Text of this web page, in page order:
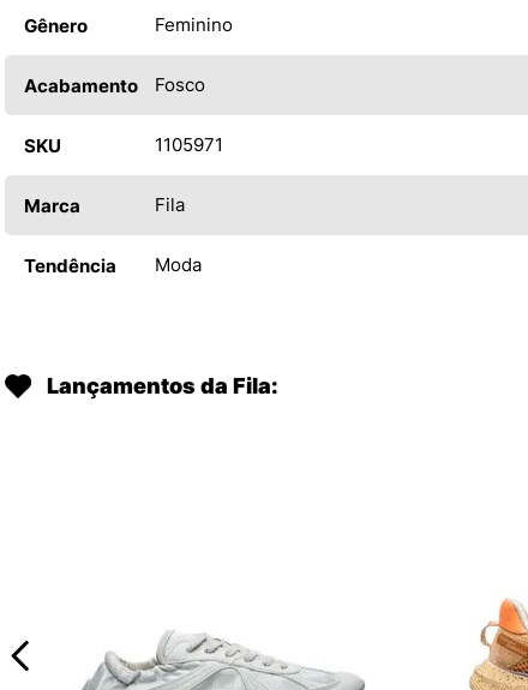
Gênero Feminino
Acabamento Fosco
SKU 1105971
Marca Fila
Tendência Moda
Lançamentos da Fila: